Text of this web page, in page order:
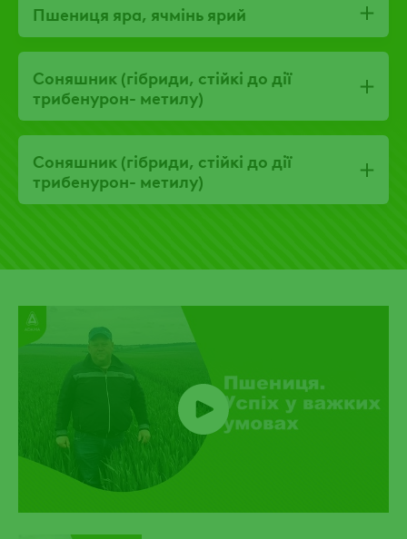
Пшениця яра, ячмінь ярий
Соняшник (гібриди, стійкі до дії
трибенурон- метилу)
Соняшник (гібриди, стійкі до дії
трибенурон- метилу)